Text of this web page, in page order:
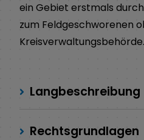
ein Gebiet erstmals
zum Feldgeschworenen
Kreisverwaltungsbehörde.
Langbeschreibung
Rechtsgrundlagen